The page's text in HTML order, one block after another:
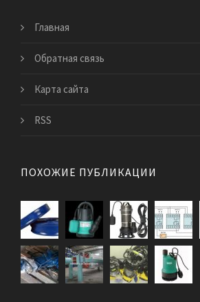
Главная
Обратная связь
Карта сайта
RSS
ПОХОЖИЕ ПУБЛИКАЦИИ